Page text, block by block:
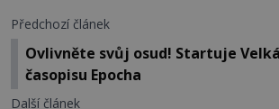
Předchozí článek
Ovlivněte svůj osud! Startuje
časopisu Epocha
Další článek